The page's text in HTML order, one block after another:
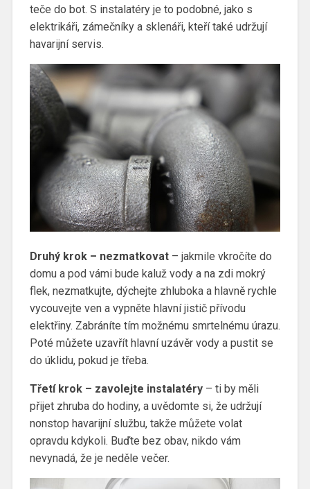
teče do bot. S instalatéry je to podobné, jako s
elektrikáři, zámečníky a sklenáři, kteří také udržují
havarijní servis.
Druhý krok – nezmatkovat– jakmile vkročíte do
domu a pod vámi bude kaluž vody a na zdi mokrý
flek, nezmatkujte, dýchejte zhluboka a hlavně rychle
vycouvejte ven a vypněte hlavní jistič přívodu
elektřiny. Zabráníte tím možnému smrtelnému úrazu.
Poté můžete uzavřít hlavní uzávěr vody a pustit se
do úklidu, pokud je třeba.
Třetí krok – zavolejte instalatéry– ti by měli
přijet zhruba do hodiny, a uvědomte si, že udržují
nonstop havarijní službu, takže můžete volat
opravdu kdykoli. Buďte bez obav, nikdo vám
nevynadá, že je neděle večer.